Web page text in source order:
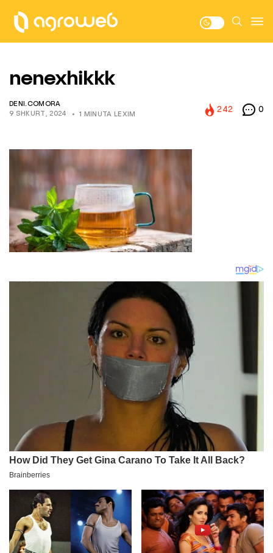
nenexhikkk
DENI.COMORA
9 SHKURT, 2024
1 MINUTA LEXIM
242 0